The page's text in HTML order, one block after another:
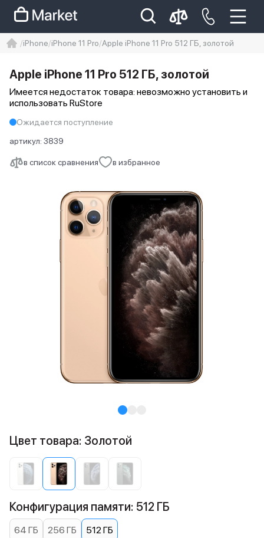
Iphone 14 pro max
айфон 14
iPhone iPhone 11 Pro Apple iPhone 11 Pro 512 ГБ, золотой
в список сравнения в избранное
Apple iPhone 11 Pro 512 ГБ, золотой
Имеется недостаток товара: невозможно установить и
использовать RuStore
Ожидается поступление
артикул: 3839
Цвет товара: Золотой
Конфигурация памяти: 512 ГБ
64 ГБ 256 ГБ 512 ГБ